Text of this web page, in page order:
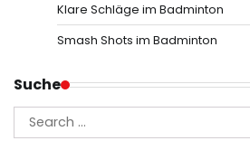
Klare Schläge im Badminton
Smash Shots im Badminton
Suche
Search
for: